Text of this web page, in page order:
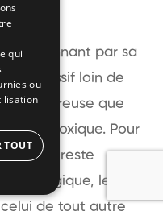
par sa
agressif loin de
douloureuse que
plus toxique. Pour
elle reste
allergique, le
de tout autre
qui
ou
TOUT